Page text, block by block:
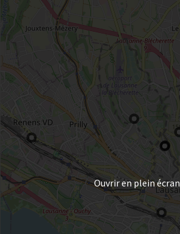
Ouvrir en plein écran